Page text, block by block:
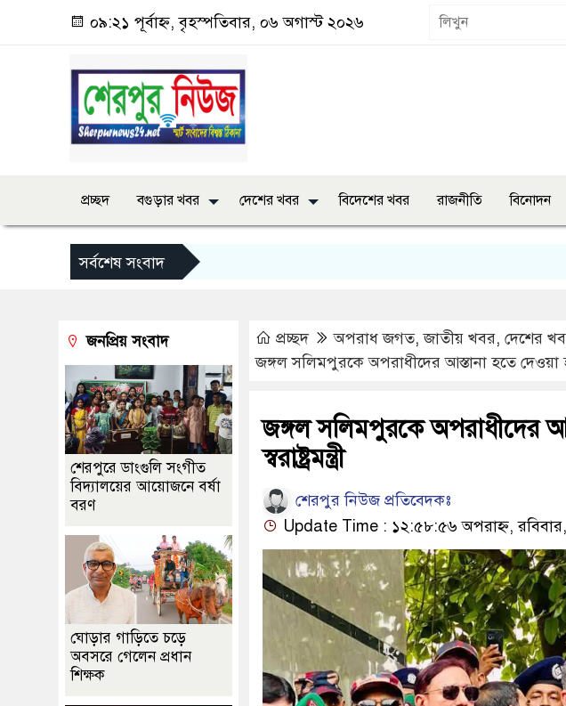
০৯:২১ পূর্বাহ্ন, বৃহস্পতিবার, ০৬ অগাস্ট ২০২৬
প্রচ্ছদ বগুড়ার খবর দেশের খবর বিদেশের খবর রাজনীতি বিনোদন
সর্বশেষ সংবাদ
প্রচ্ছদ অপরাধ জগত,জাতীয় খবর, দেশের
জঙ্গল সলিমপুরকে অপরাধীদের আস্তানা হতে দেওয়া হবে
জঙ্গল সলিমপুরকে অপরাধীদের
স্বরাষ্ট্রমন্ত্রী
শেরপুর নিউজ প্রতিবেদকঃ
Update Time : ১২:৫৮:৫৬ অপরাহ্ন,
জনপ্রিয় সংবাদ
শেরপুরে ডাংগুলি সংগীত
বিদ্যালয়ের আয়োজনে বর্ষা
বরণ
ঘোড়ার গাড়িতে চড়ে
অবসরে গেলেন প্রধান
শিক্ষক